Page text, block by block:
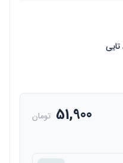
51,900 تومان